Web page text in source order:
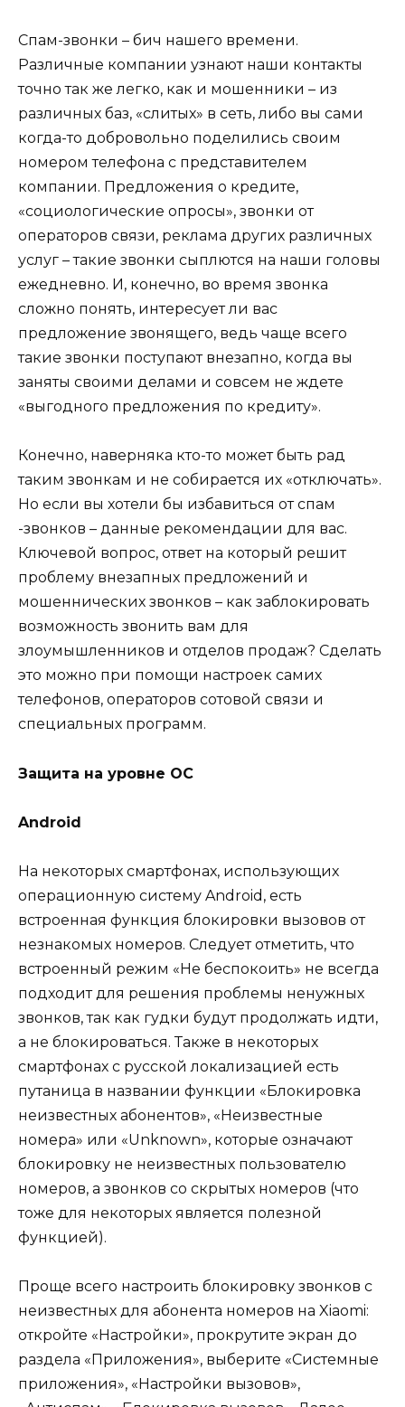
Спам-звонки – бич нашего времени.
Различные компании узнают наши контакты
точно так же легко, как и мошенники – из
различных баз, «слитых» в сеть, либо вы сами
когда-то добровольно поделились своим
номером телефона с представителем
компании. Предложения о кредите,
«социологические опросы», звонки от
операторов связи, реклама других различных
услуг – такие звонки сыплются на наши головы
ежедневно. И, конечно, во время звонка
сложно понять, интересует ли вас
предложение звонящего, ведь чаще всего
такие звонки поступают внезапно, когда вы
заняты своими делами и совсем не ждете
«выгодного предложения по кредиту».
Конечно, наверняка кто-то может быть рад
таким звонкам и не собирается их «отключать».
Но если вы хотели бы избавиться от спам
-звонков – данные рекомендации для вас.
Ключевой вопрос, ответ на который решит
проблему внезапных предложений и
мошеннических звонков – как заблокировать
возможность звонить вам для
злоумышленников и отделов продаж? Сделать
это можно при помощи настроек самих
телефонов, операторов сотовой связи и
специальных программ.
Защита на уровне ОС
Android
На некоторых смартфонах, использующих
операционную систему Android, есть
встроенная функция блокировки вызовов от
незнакомых номеров. Следует отметить, что
встроенный режим «Не беспокоить» не всегда
подходит для решения проблемы ненужных
звонков, так как гудки будут продолжать идти,
а не блокироваться. Также в некоторых
смартфонах с русской локализацией есть
путаница в названии функции «Блокировка
неизвестных абонентов», «Неизвестные
номера» или «Unknown», которые означают
блокировку не неизвестных пользователю
номеров, а звонков со скрытых номеров (что
тоже для некоторых является полезной
функцией).
Проще всего настроить блокировку звонков с
неизвестных для абонента номеров на Xiaomi:
откройте «Настройки», прокрутите экран до
раздела «Приложения», выберите «Системные
приложения», «Настройки вызовов»,